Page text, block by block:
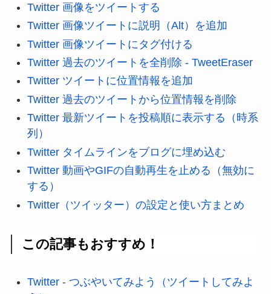
Twitter 画像をツイートする
Twitter 画像ツイートに説明（Alt）を追加
Twitter 画像ツイートにタグ付ける
Twitter 過去のツイートを全削除 - TweetEraser
Twitter ツイートに位置情報を追加
Twitter 過去のツイートから位置情報を削除
Twitter 最新ツイートを投稿順に表示する（時系
列）
Twitter タイムラインをブログに埋め込む
Twitter 動画やGIFの自動再生を止める（無効に
する）
Twitter（ツイッター）の設定と使い方まとめ
この記事もおすすめ！
Twitter - つぶやいてみよう（ツイートしてみよ